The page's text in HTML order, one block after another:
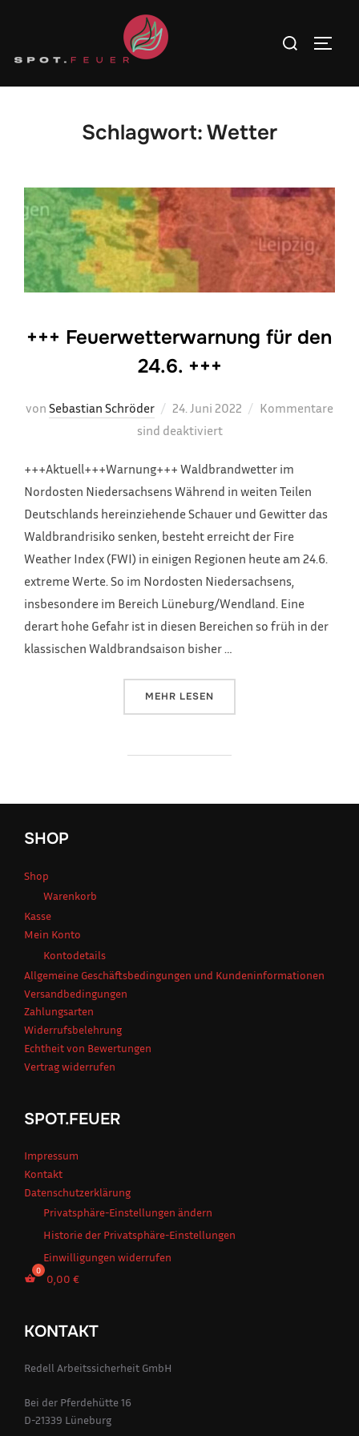
springen
Suchen
Schlagwort:Wetter
+++ Feuerwetterwarnung für den
24.6. +++
von Sebastian Schröder
Veröffentlicht
am
24. Juni 2022
Kommentare
sind deaktiviert
+++Aktuell+++Warnung+++ Waldbrandwetter im
Nordosten Niedersachsens Während in weiten Teilen
Deutschlands hereinziehende Schauer und Gewitter das
Waldbrandrisiko senken, besteht erreicht der Fire
Weather Index (FWI) in einigen Regionen heute am 24.6.
extreme Werte. So im Nordosten Niedersachsens,
insbesondere im Bereich Lüneburg/Wendland. Eine
derart hohe Gefahr ist in diesen Bereichen so früh in der
klassischen Waldbrandsaison bisher …
MEHR ÜBER „+++
LESEN
SHOP
Shop
Warenkorb
Kasse
Mein Konto
Kontodetails
Allgemeine Geschäftsbedingungen und Kundeninformationen
Versandbedingungen
Zahlungsarten
Widerrufsbelehrung
Echtheit von Bewertungen
Vertrag widerrufen
SPOT.FEUER
Impressum
Kontakt
Datenschutzerklärung
Privatsphäre-Einstellungen ändern
Historie der Privatsphäre-Einstellungen
Einwilligungen widerrufen
0,00 €
KONTAKT
Redell Arbeitssicherheit GmbH
Bei der Pferdehütte 16
D-21339 Lüneburg